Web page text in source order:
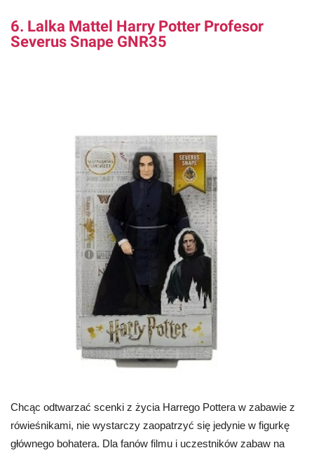
6. Lalka Mattel Harry Potter Profesor
Severus Snape GNR35
Chcąc odtwarzać scenki z życia Harrego Pottera w zabawie z
rówieśnikami, nie wystarczy zaopatrzyć się jedynie w figurkę
głównego bohatera. Dla fanów filmu i uczestników zabaw na